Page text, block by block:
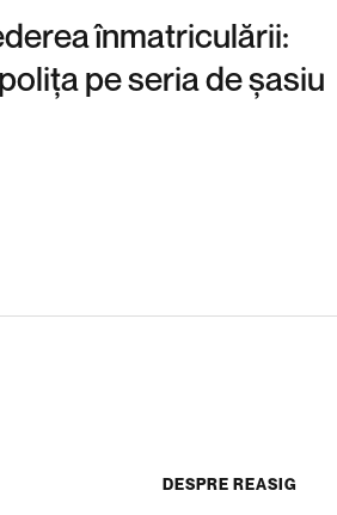
înmatriculării:
pe seria de șasiu
DESPRE REASIG